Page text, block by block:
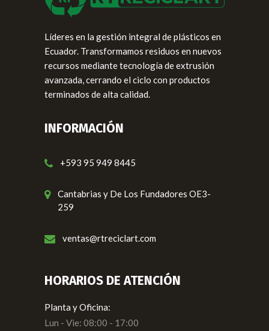
Líderes en la gestión integral de plásticos en
Ecuador. Transformamos residuos en nuevos
recursos mediante tecnología de extrusión
avanzada, cerrando el ciclo con productos
terminados de alta calidad.
INFORMACIÓN
+593 95 949 8445
Cantabrias y De Los Fundadores OE3-
259
ventas@rtreciclart.com
HORARIOS DE ATENCIÓN
Planta y Oficina:
Lun - Vie: 08:00 - 17:00